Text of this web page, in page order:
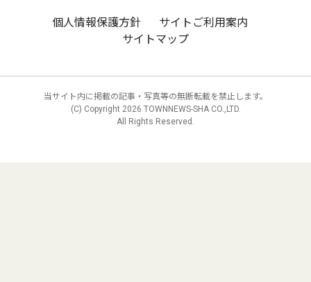
個人情報保護方針
サイトご利用案内
サイトマップ
当サイト内に掲載の記事・写真等の無断転載を禁止します。
(C) Copyright 2026 TOWNNEWS-SHA CO.,LTD.
All Rights Reserved.